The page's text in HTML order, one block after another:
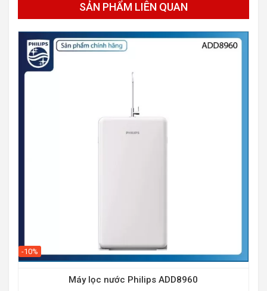
SẢN PHẨM LIÊN QUAN
-10%
Máy lọc nước Philips ADD8960